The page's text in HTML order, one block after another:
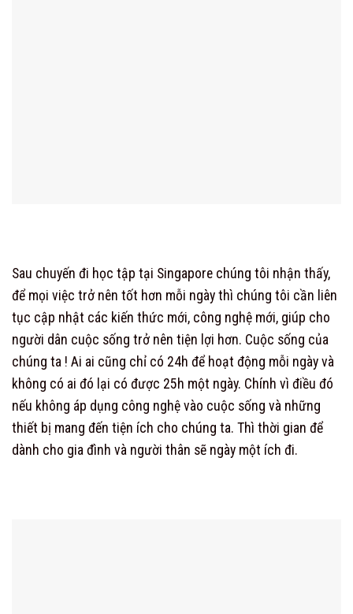
Sau chuyến đi học tập tại Singapore chúng tôi nhận thấy,
để mọi việc trở nên tốt hơn mỗi ngày thì chúng tôi cần liên
tục cập nhật các kiến thức mới, công nghệ mới, giúp cho
người dân cuộc sống trở nên tiện lợi hơn. Cuộc sống của
chúng ta ! Ai ai cũng chỉ có 24h để hoạt động mỗi ngày và
không có ai đó lại có được 25h một ngày. Chính vì điều đó
nếu không áp dụng công nghệ vào cuộc sống và những
thiết bị mang đến tiện ích cho chúng ta. Thì thời gian để
dành cho gia đình và người thân sẽ ngày một ích đi.